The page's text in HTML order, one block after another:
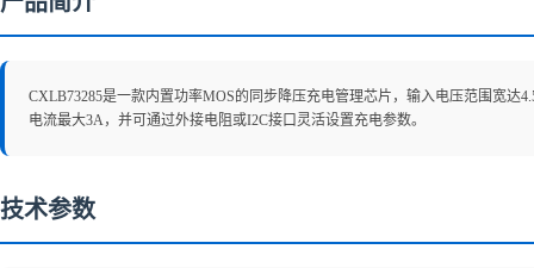
CXLB73285是一款内置功率MOS的同步降压充电管理芯片，输入电压范围宽达
电流最大3A，并可通过外接电阻或I2C接口灵活设置充电参数。
技术参数